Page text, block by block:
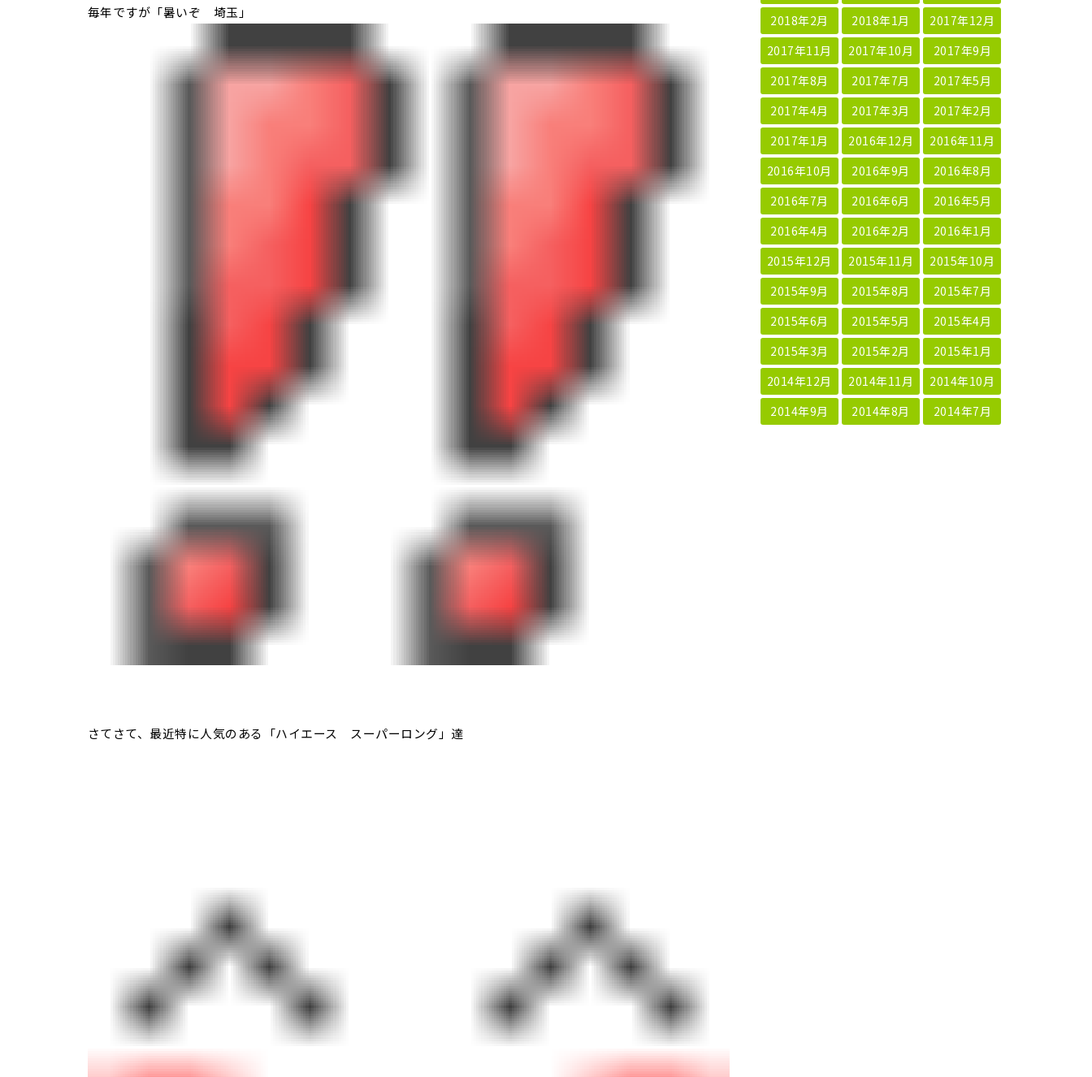
毎年ですが「暑いぞ 埼玉」
さてさて、最近特に人気のある「ハイエース スーパーロング」達
2018年2月
2018年1月
2017年12月
2017年11月
2017年10月
2017年9月
2017年8月
2017年7月
2017年5月
2017年4月
2017年3月
2017年2月
2017年1月
2016年12月
2016年11月
2016年10月
2016年9月
2016年8月
2016年7月
2016年6月
2016年5月
2016年4月
2016年2月
2016年1月
2015年12月
2015年11月
2015年10月
2015年9月
2015年8月
2015年7月
2015年6月
2015年5月
2015年4月
2015年3月
2015年2月
2015年1月
2014年12月
2014年11月
2014年10月
2014年9月
2014年8月 2014年7月